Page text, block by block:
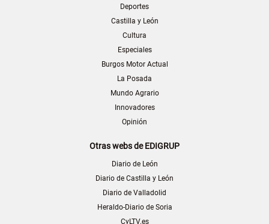
Deportes
Castilla y León
Cultura
Especiales
Burgos Motor Actual
La Posada
Mundo Agrario
Innovadores
Opinión
Otras webs de EDIGRUP
Diario de León
Diario de Castilla y León
Diario de Valladolid
Heraldo-Diario de Soria
CyLTV.es